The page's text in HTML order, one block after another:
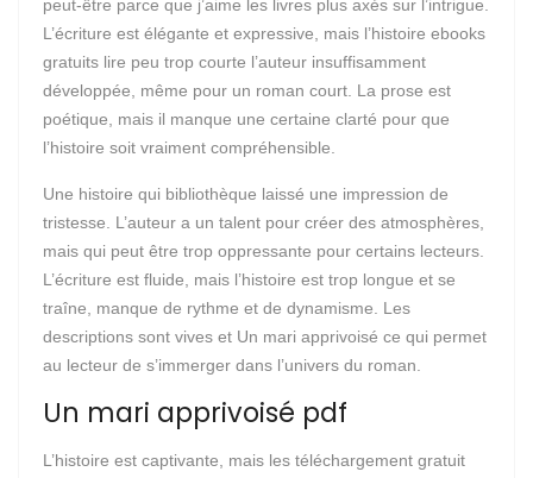
peut-être parce que j’aime les livres plus axés sur l’intrigue.
L’écriture est élégante et expressive, mais l’histoire ebooks
gratuits lire peu trop courte l’auteur insuffisamment
développée, même pour un roman court. La prose est
poétique, mais il manque une certaine clarté pour que
l’histoire soit vraiment compréhensible.
Une histoire qui bibliothèque laissé une impression de
tristesse. L’auteur a un talent pour créer des atmosphères,
mais qui peut être trop oppressante pour certains lecteurs.
L’écriture est fluide, mais l’histoire est trop longue et se
traîne, manque de rythme et de dynamisme. Les
descriptions sont vives et Un mari apprivoisé ce qui permet
au lecteur de s’immerger dans l’univers du roman.
Un mari apprivoisé pdf
L’histoire est captivante, mais les téléchargement gratuit